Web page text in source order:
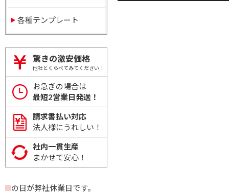
各種テンプレート
驚きの激安価格
他社とくらべてみてください！
お急ぎの場合は
最短2営業日発送！
請求書払い対応
法人様にうれしい！
社内一貫生産
まかせて安心！
の日が弊社休業日です。